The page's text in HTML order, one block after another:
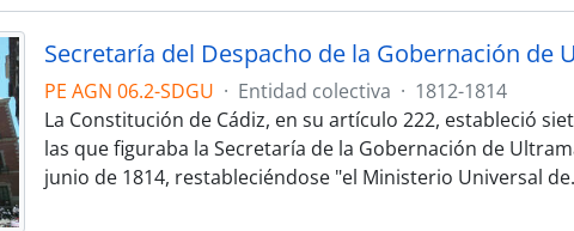
Secretaría del Despacho de la Gobernación de
PE AGN 06.2-SDGU · Entidad colectiva · 1812-1814
La Constitución de Cádiz, en su artículo 222, estableció
las que figuraba la Secretaría de la Gobernación de
junio de 1814, restableciéndose "el Ministerio Universal de